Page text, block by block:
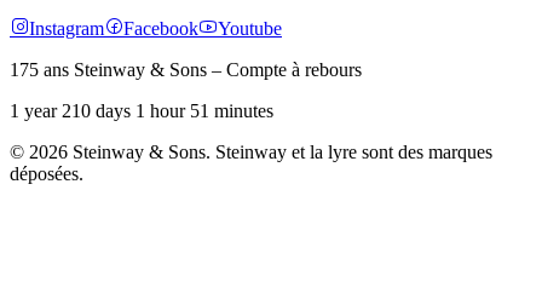
Instagram
Facebook
Youtube
175 ans Steinway & Sons – Compte à rebours
1 year 210 days 1 hour 51 minutes
© 2026 Steinway & Sons. Steinway et la lyre sont des marques
déposées.